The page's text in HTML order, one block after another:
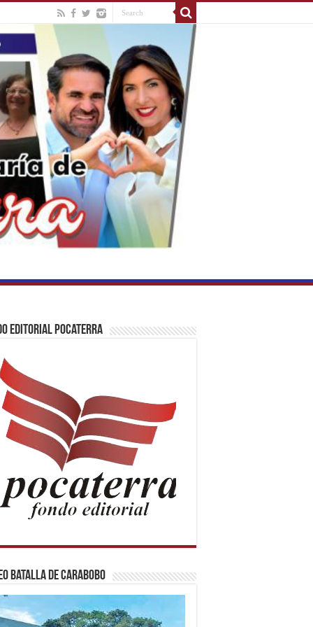
Editorial Pocaterra
Batalla de Carabobo